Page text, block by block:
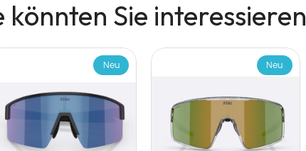
könnten Sie interessieren
Neu Neu